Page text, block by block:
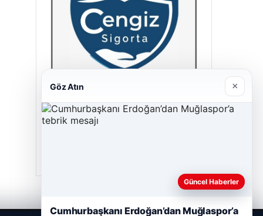
Cengiz Sigorta
Göz Atın ×
Güncel Haberler
Cumhurbaşkanı Erdoğan’dan Muğlaspor’a